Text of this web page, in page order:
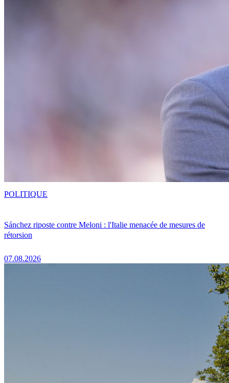
Sánchez riposte contre Meloni : l'Italie menacée de mesures de
rétorsion
07.08.2026
POLITIQUE